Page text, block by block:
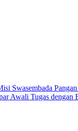
Swasembada
Awali Tugas dengan